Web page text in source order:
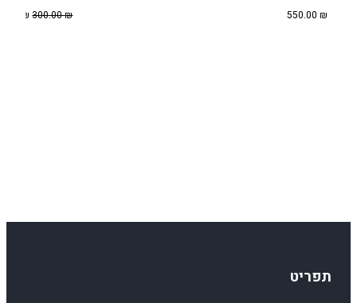
550.00 ₪
300.00₪
המחיר₪
תפריט